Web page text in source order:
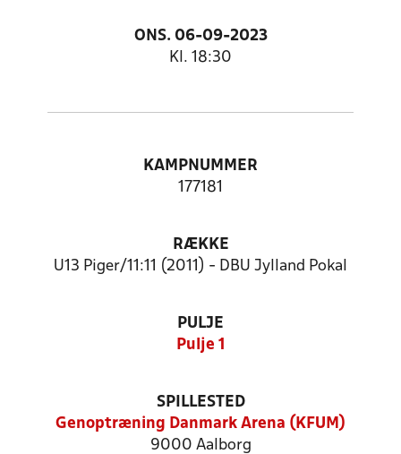
ONS. 06-09-2023
Kl. 18:30
KAMPNUMMER
177181
RÆKKE
U13 Piger/11:11 (2011) - DBU Jylland Pokal
PULJE
Pulje 1
SPILLESTED
Genoptræning Danmark Arena (KFUM)
9000 Aalborg